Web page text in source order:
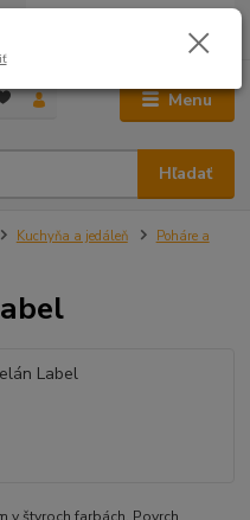
Menu
Hľadať
0,00 €
Kuchyňa a jedáleň
Poháre a
štyroch farbách. Povrch